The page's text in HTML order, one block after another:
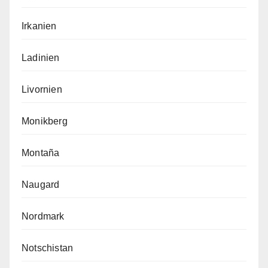
Irkanien
Ladinien
Livornien
Monikberg
Montaña
Naugard
Nordmark
Notschistan